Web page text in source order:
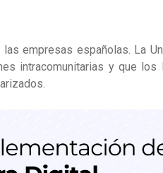
empresas españolas. La
intracomunitarias y que los